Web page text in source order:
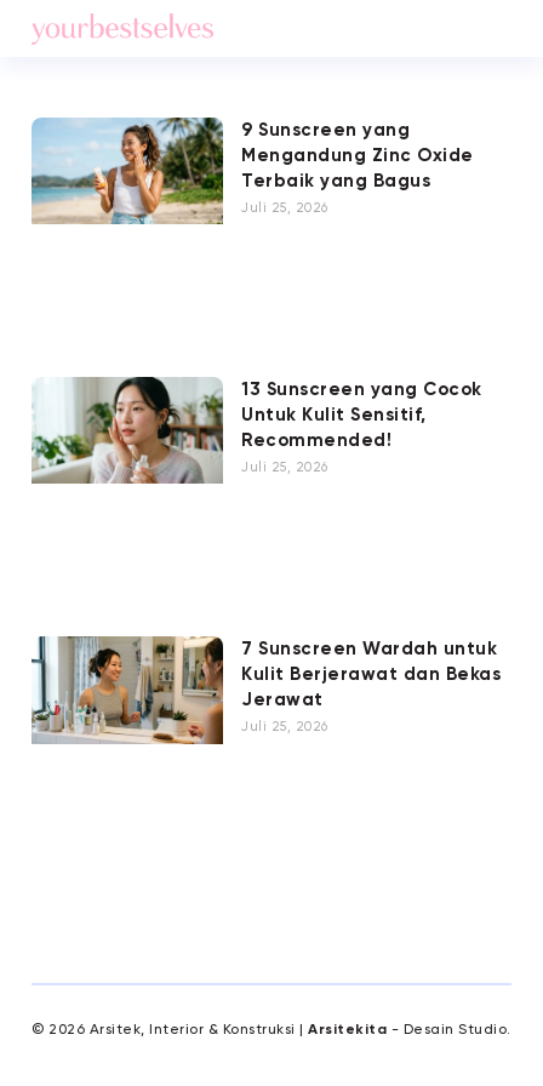
9 Sunscreen yang
Mengandung Zinc Oxide
Terbaik yang Bagus
Juli 25, 2026
13 Sunscreen yang Cocok
Untuk Kulit Sensitif,
Recommended!
Juli 25, 2026
7 Sunscreen Wardah untuk
Kulit Berjerawat dan Bekas
Jerawat
Juli 25, 2026
© 2026 Arsitek, Interior & Konstruksi |Arsitekita - Desain Studio.